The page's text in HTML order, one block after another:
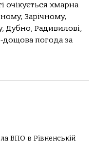
очікується хмарна
Зарічному,
Дубно, Радивилові,
дощова погода за
ВПО в Рівненській